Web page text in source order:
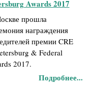
Awards 2017
прошла
награждения
премии CRE
& Federal
2017.
Подробнее...